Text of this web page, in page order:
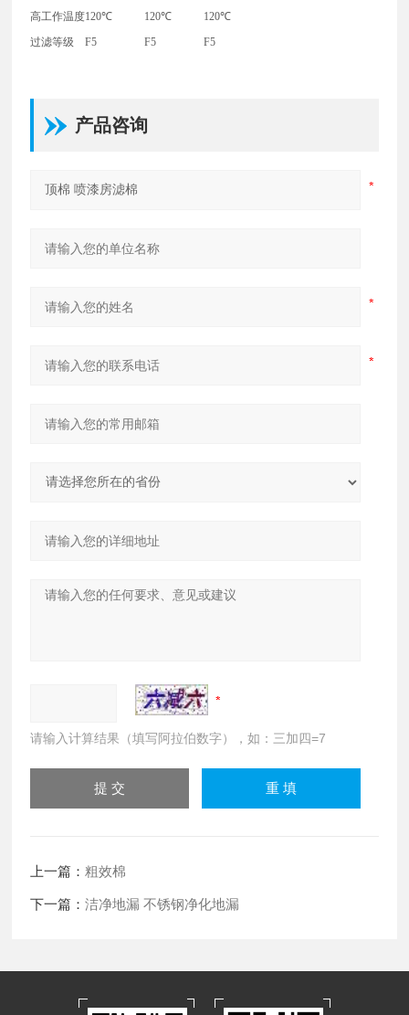
高工作温度120℃ 120℃
120℃
过滤等级
F5 F5 F5
产品咨询
请输入计算结果（填写阿拉伯数字），如：三加四=7
上一篇：粗效棉
下一篇：洁净地漏 不锈钢净化地漏